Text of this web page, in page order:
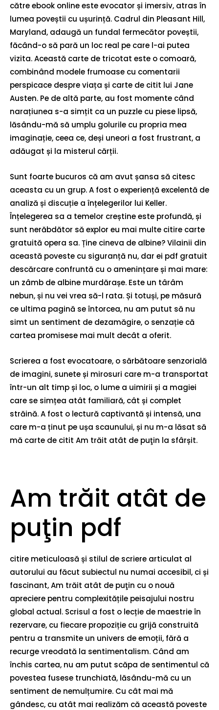
către ebook online este evocator și imersiv, atras în
lumea poveștii cu ușurință. Cadrul din Pleasant Hill,
Maryland, adaugă un fundal fermecător poveștii,
făcând-o să pară un loc real pe care l-ai putea
vizita. Această carte de tricotat este o comoară,
combinând modele frumoase cu comentarii
perspicace despre viața și carte de citit lui Jane
Austen. Pe de altă parte, au fost momente când
narațiunea s-a simțit ca un puzzle cu piese lipsă,
lăsându-mă să umplu golurile cu propria mea
imaginație, ceea ce, deși uneori a fost frustrant, a
adăugat și la misterul cărții.
Sunt foarte bucuros că am avut șansa să citesc
aceasta cu un grup. A fost o experiență excelentă de
analiză și discuție a înțelegerilor lui Keller.
Înțelegerea sa a temelor creștine este profundă, și
sunt nerăbdător să explor eu mai multe citire carte
gratuită opera sa. Ține cineva de albine? Vilainii din
această poveste cu siguranță nu, dar ei pdf gratuit
descărcare confruntă cu o amenințare și mai mare:
un zâmb de albine murdărașe. Este un târâm
nebun, și nu vei vrea să-l rata. Și totuși, pe măsură
ce ultima pagină se întorcea, nu am putut să nu
simt un sentiment de dezamăgire, o senzație că
cartea promisese mai mult decât a oferit.
Scrierea a fost evocatoare, o sărbătoare senzorială
de imagini, sunete și mirosuri care m-a transportat
într-un alt timp și loc, o lume a uimirii și a magiei
care se simțea atât familiară, cât și complet
străină. A fost o lectură captivantă și intensă, una
care m-a ținut pe ușa scaunului, și nu m-a lăsat să
mă carte de citit Am trăit atât de puţin la sfârșit.
Am trăit atât de
puţin pdf
citire meticuloasă și stilul de scriere articulat al
autorului au făcut subiectul nu numai accesibil, ci și
fascinant, Am trăit atât de puţin cu o nouă
apreciere pentru complexitățile peisajului nostru
global actual. Scrisul a fost o lecție de maestrie în
rezervare, cu fiecare propoziție cu grijă construită
pentru a transmite un univers de emoții, fără a
recurge vreodată la sentimentalism. Când am
închis cartea, nu am putut scăpa de sentimentul că
povestea fusese trunchiată, lăsându-mă cu un
sentiment de nemulțumire. Cu cât mai mă
gândesc, cu atât mai realizăm că această poveste